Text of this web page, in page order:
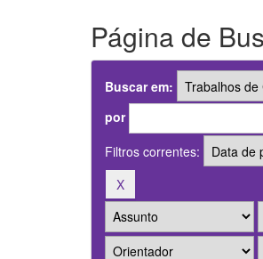
Página de
Buscar em:
por
Filtros correntes: